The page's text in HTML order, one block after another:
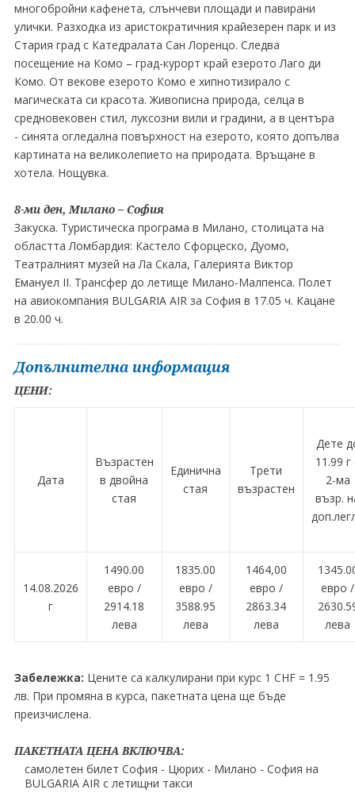
многобройни кафенета, слънчеви площади и павирани
улички. Разходка из aристократичния крайезерен парк и из
Стария град с Катедралата Сан Лоренцо. Следва
посещение на Комо – град-курорт край езерото Лаго ди
Комо. От векове езерото Комо е хипнотизирало с
магическата си красота. Живописна природа, селца в
средновековен стил, луксозни вили и градини, а в центъра
- синята огледална повърхност на езерото, която допълва
картината на великолепието на природата. Връщане в
хотела. Нощувка.
8-ми ден, Милано – София
Закуска. Туристическа програма в Милано, столицата на
областта Ломбардия: Кастело Сфорцеско, Дуомо,
Театралният музей на Ла Скала, Галерията Виктор
Емануел II. Трансфер до летище Милано-Малпенса. Полет
на авиокомпания BULGARIA AIR за София в 17.05 ч. Кацане
в 20.00 ч.
Допълнителна информация
ЦЕНИ:
Дата
Възрастен
в двойна
стая
Единична
стая
Трети
възрастен
Дете
11.99 г
2-ма
възр.
14.08.2026
г
1490.00
евро /
2914.18
лева
1835.00
евро /
3588.95
лева
1464,00
евро /
2863.34
лева
евро /
лева
Забележка: Цените са калкулирани при курс 1 CHF = 1.95
лв. При промяна в курса, пакетната цена ще бъде
преизчислена.
ПАКЕТНАТА ЦЕНА ВКЛЮЧВА:
самолетен билет София - Цюрих - Милано - София на
BULGARIA AIR с летищни такси